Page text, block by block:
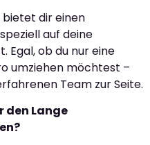
bietet dir einen
auf deine
Egal, ob du nur eine
umziehen möchtest –
Team zur Seite.
den Lange